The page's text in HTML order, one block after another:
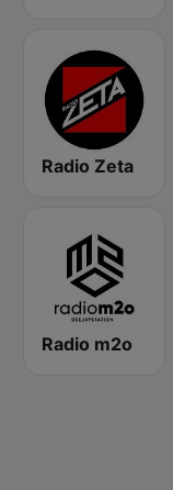
Radio Zeta
Radio m2o